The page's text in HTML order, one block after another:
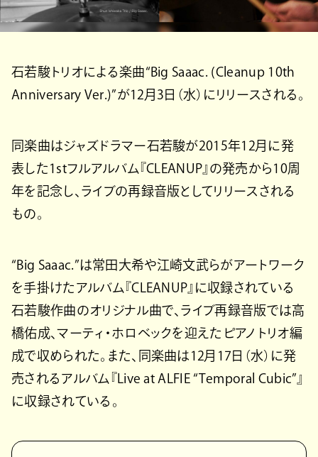
石若駿トリオによる楽曲“Big Saaac. (Cleanup 10th
Anniversary Ver.)”が12月3日（水）にリリースされる。
同楽曲はジャズドラマー石若駿が2015年12月に発
表した1stフルアルバム『CLEANUP』の発売から10周
年を記念し、ライブの再録音版としてリリースされる
もの。
“Big Saaac.”は常田大希や江崎文武らがアートワーク
を手掛けたアルバム『CLEANUP』に収録されている
石若駿作曲のオリジナル曲で、ライブ再録音版では高
橋佑成、マーティ・ホロベックを迎えたピアノトリオ編
成で収められた。また、同楽曲は12月17日（水）に発
売されるアルバム『Live at ALFIE “Temporal Cubic”』
に収録されている。